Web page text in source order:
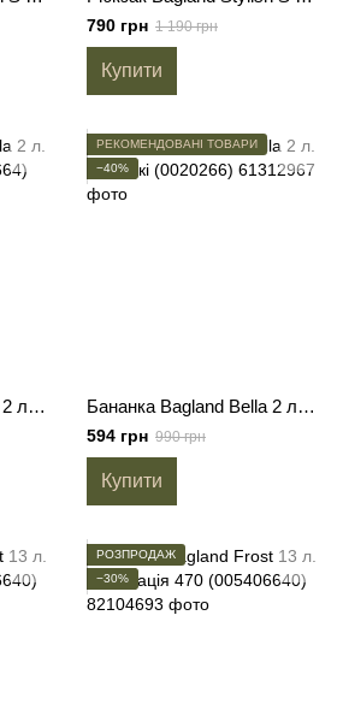
790 грн 1 190 грн
Купити
Бананка Bagland Bella 2 л. сублімація 220 (00202664)
РЕКОМЕНДОВАНІ ТОВАРИ
−40%
Бананка Bagland Bella 2 л. 327 хакі (0020266)
594 грн 990 грн
Купити
РОЗПРОДАЖ
−30%